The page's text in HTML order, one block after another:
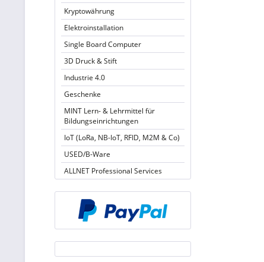
Kryptowährung
Elektroinstallation
Single Board Computer
3D Druck & Stift
Industrie 4.0
Geschenke
MINT Lern- & Lehrmittel für
Bildungseinrichtungen
IoT (LoRa, NB-IoT, RFID, M2M & Co)
USED/B-Ware
ALLNET Professional Services